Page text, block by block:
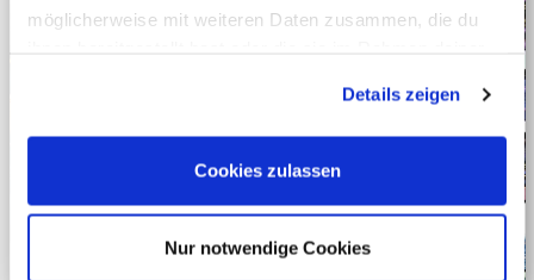
möglicherweise mit weiteren Daten zusammen, die du
Datenschutzerklärung.
Details zeigen
Cookies zulassen
Nur notwendige Cookies